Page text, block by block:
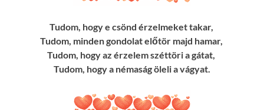
Tudom, hogy e csönd érzelmeket takar,
Tudom, minden gondolat előtör majd hamar,
Tudom, hogy az érzelem széttöri a gátat,
Tudom, hogy a némaság öleli a vágyat.